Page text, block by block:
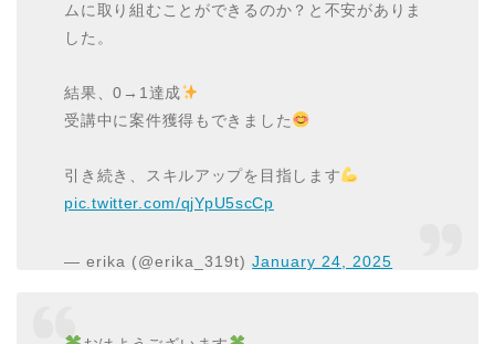
ムに取り組むことができるのか？と不安がありま
した。
結果、0→1達成
受講中に案件獲得もできました
引き続き、スキルアップを目指します
pic.twitter.com/qjYpU5scCp
— erika (@erika_319t)January 24, 2025